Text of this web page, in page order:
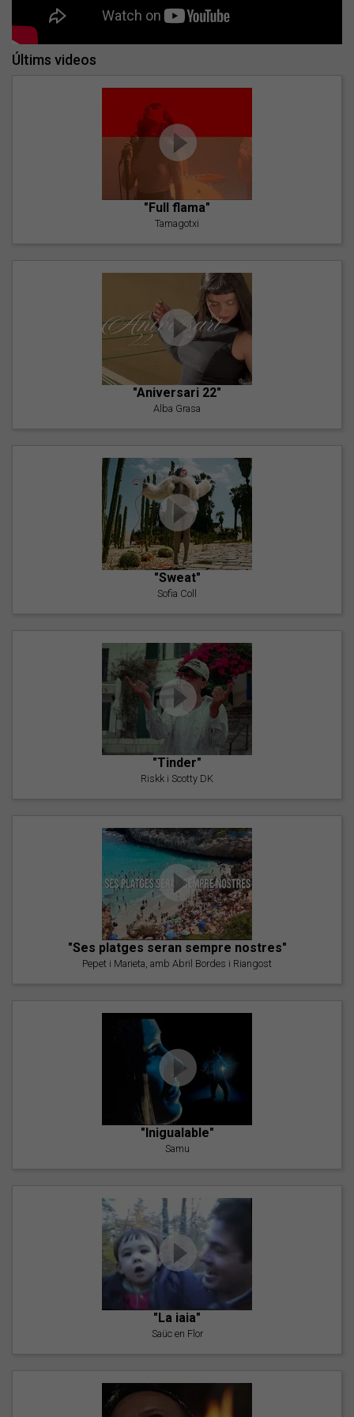
Últims videos
"Full flama"
Tamagotxi
"Aniversari 22"
Alba Grasa
"Sweat"
Sofia Coll
"Tinder"
Riskk i Scotty DK
"Ses platges seran sempre nostres"
Pepet i Marieta, amb Abril Bordes i Riangost
"Inigualable"
Samu
"La iaia"
Saüc en Flor